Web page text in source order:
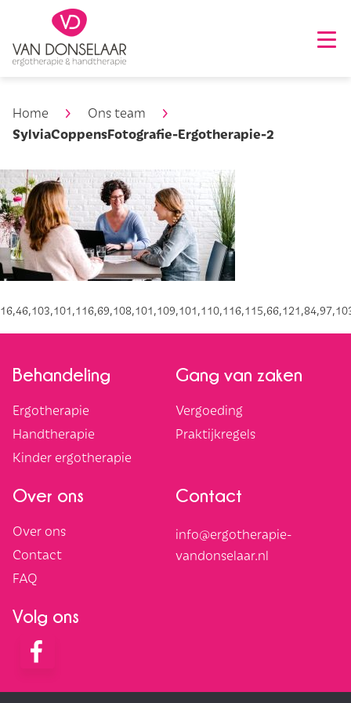
Home Ons team
SylviaCoppensFotografie-Ergotherapie-2
Behandeling
Ergotherapie
Handtherapie
Kinder ergotherapie
Gang van zaken
Vergoeding
Praktijkregels
Over ons
Over ons
Contact
FAQ
Contact
info@ergotherapie-
vandonselaar.nl
Volg ons